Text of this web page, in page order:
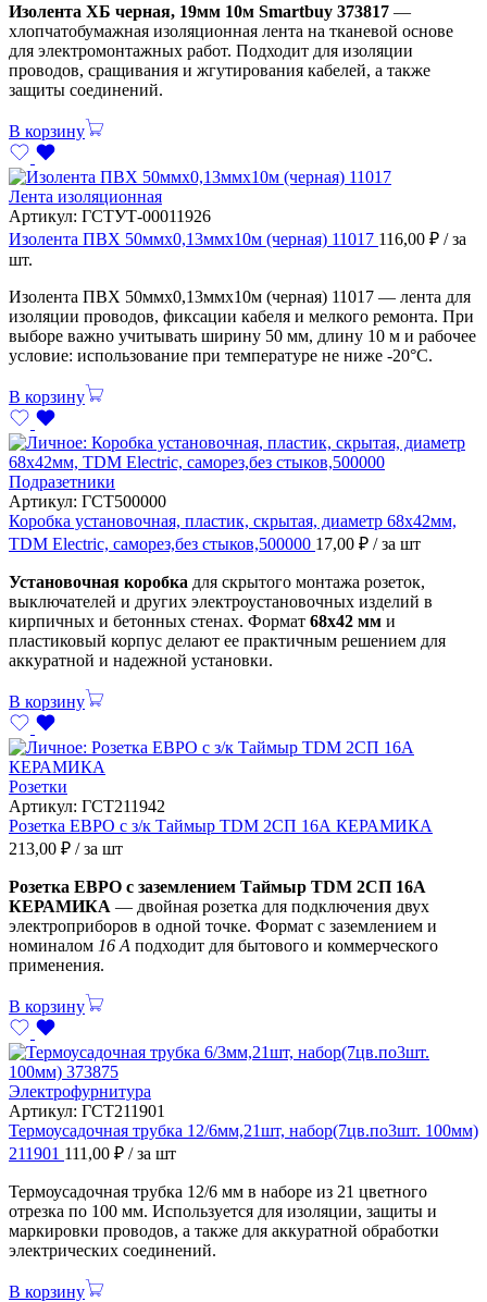
Изолента ХБ черная, 19мм 10м Smartbuy 373817 —
хлопчатобумажная изоляционная лента на тканевой основе
для электромонтажных работ. Подходит для изоляции
проводов, сращивания и жгутирования кабелей, а также
защиты соединений.
В корзину
Лента изоляционная
Артикул: ГСТУТ-00011926
Изолента ПВХ 50ммх0,13ммх10м (черная) 11017 116,00 ₽ / за
шт.
Изолента ПВХ 50ммх0,13ммх10м (черная) 11017 — лента для
изоляции проводов, фиксации кабеля и мелкого ремонта. При
выборе важно учитывать ширину 50 мм, длину 10 м и рабочее
условие: использование при температуре не ниже -20°С.
В корзину
Подразетники
Артикул: ГСТ500000
Коробка установочная, пластик, скрытая, диаметр 68х42мм,
TDM Electric, саморез,без стыков,500000 17,00 ₽ / за шт
Установочная коробка для скрытого монтажа розеток,
выключателей и других электроустановочных изделий в
кирпичных и бетонных стенах. Формат 68х42 мм и
пластиковый корпус делают ее практичным решением для
аккуратной и надежной установки.
В корзину
Розетки
Артикул: ГСТ211942
Розетка ЕВРО с з/к Таймыр TDM 2СП 16А КЕРАМИКА
213,00 ₽ / за шт
Розетка ЕВРО с заземлением Таймыр TDM 2СП 16А
КЕРАМИКА — двойная розетка для подключения двух
электроприборов в одной точке. Формат с заземлением и
номиналом 16 А подходит для бытового и коммерческого
применения.
В корзину
Электрофурнитура
Артикул: ГСТ211901
Термоусадочная трубка 12/6мм,21шт, набор(7цв.по3шт. 100мм)
211901 111,00 ₽ / за шт
Термоусадочная трубка 12/6 мм в наборе из 21 цветного
отрезка по 100 мм. Используется для изоляции, защиты и
маркировки проводов, а также для аккуратной обработки
электрических соединений.
В корзину